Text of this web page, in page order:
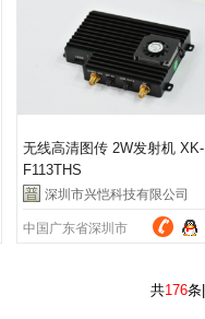
无线高清图传 2W发射机 XK-
F113THS
深圳市兴恺科技有限公司
中国广东省深圳市
共176条|